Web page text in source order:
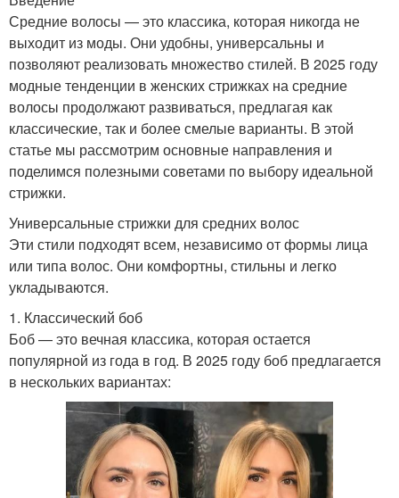
Средние волосы — это классика, которая никогда не
выходит из моды. Они удобны, универсальны и
позволяют реализовать множество стилей. В 2025 году
модные тенденции в женских стрижках на средние
волосы продолжают развиваться, предлагая как
классические, так и более смелые варианты. В этой
статье мы рассмотрим основные направления и
поделимся полезными советами по выбору идеальной
стрижки.
Универсальные стрижки для средних волос
Эти стили подходят всем, независимо от формы лица
или типа волос. Они комфортны, стильны и легко
укладываются.
1. Классический боб
Боб — это вечная классика, которая остается
популярной из года в год. В 2025 году боб предлагается
в нескольких вариантах: